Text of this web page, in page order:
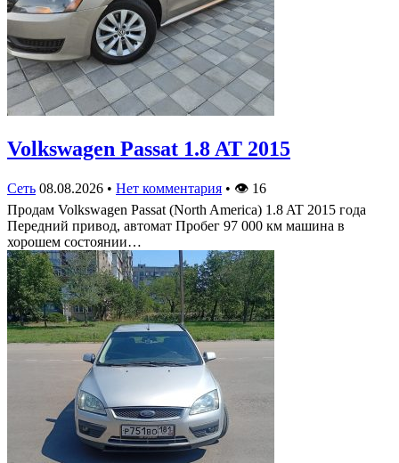
Volkswagen Passat 1.8 AT 2015
Сеть 08.08.2026 • Нет комментария • 👁 16
Продам Volkswagen Passat (North America) 1.8 AT 2015 года
Передний привод, автомат Пробег 97 000 км машина в
хорошем состоянии…